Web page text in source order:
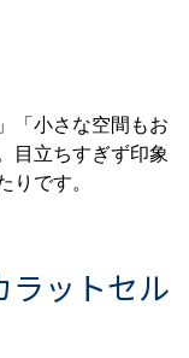
「小さな空間もお
目立ちすぎず印象
りです。
ラットセル